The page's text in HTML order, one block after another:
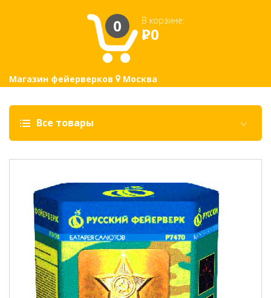
0 В корзине:
Р0
Магазин фейерверков Москва
Все товары